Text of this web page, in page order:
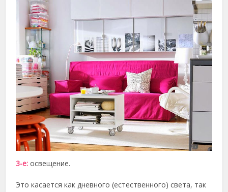
3-е: освещение.
Это касается как дневного (естественного) света, так